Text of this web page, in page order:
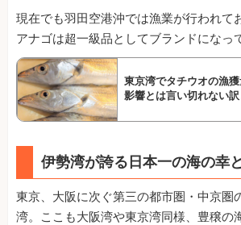
現在でも羽田空港沖では漁業が行われて
アナゴは超一級品としてブランドになっ
東京湾でタチウオの漁
影響とは言い切れない訳
伊勢湾が誇る日本一の海の幸
東京、大阪に次ぐ第三の都市圏・中京圏
湾。ここも大阪湾や東京湾同様、豊穣の